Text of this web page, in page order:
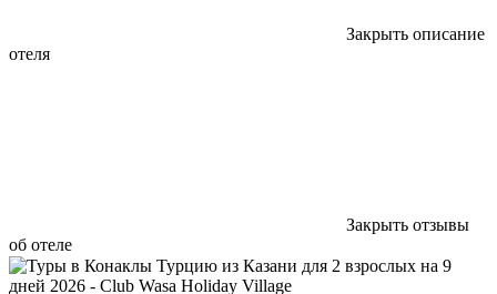
Закрыть описание
отеля
Закрыть отзывы
об отеле